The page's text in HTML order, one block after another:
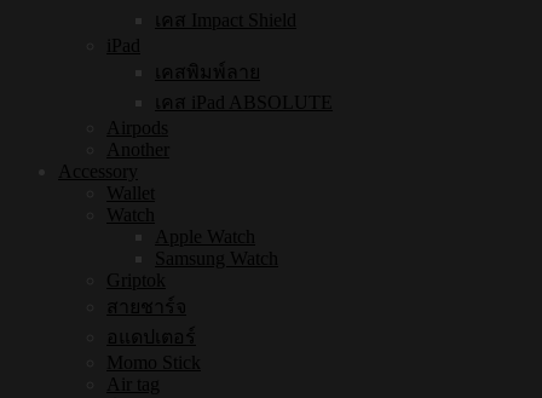
เคส Impact Shield
iPad
เคสพิมพ์ลาย
เคส iPad ABSOLUTE
Airpods
Another
Accessory
Wallet
Watch
Apple Watch
Samsung Watch
Griptok
สายชาร์จ
อแดปเตอร์
Momo Stick
Air tag